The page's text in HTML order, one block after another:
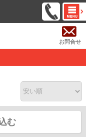
お問合せ
む